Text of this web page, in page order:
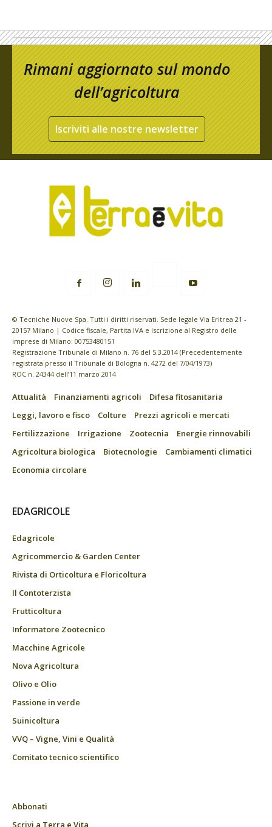
Rimani aggiornato sul mondo
dell’agricoltura
Iscriviti alle nostre newsletter
© Tecniche Nuove Spa. Tutti i diritti riservati. Sede legale Via Eritrea 21 -
20157 Milano | Codice fiscale, Partita IVA e Iscrizione al Registro delle
imprese di Milano: 00753480151
Registrazione Tribunale di Milano n. 76 del 5.3.2014 (Precedentemente
registrata presso il Tribunale di Bologna n. 4272 del 7/04/1973)
ROC n. 24344 dell’11 marzo 2014
Attualità Finanziamenti agricoli
Difesa fitosanitaria
Leggi, lavoro e fisco
Colture
Prezzi agricoli e mercati
Fertilizzazione
Irrigazione Zootecnia
Energie rinnovabili
Agricoltura biologica
Biotecnologie
Cambiamenti climatici
Economia circolare
EDAGRICOLE
Edagricole
Agricommercio & Garden Center
Rivista di Orticoltura e Floricoltura
Il Contoterzista
Frutticoltura
Informatore Zootecnico
Macchine Agricole
Nova Agricoltura
Olivo e Olio
Passione in verde
Suinicoltura
VVQ – Vigne, Vini e Qualità
Comitato tecnico scientifico
Abbonati
Scrivi a Terra e Vita